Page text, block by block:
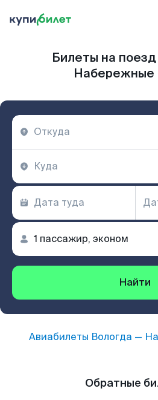
Билеты на
Набережные
Найти
Авиабилеты Вологда —
Обратные